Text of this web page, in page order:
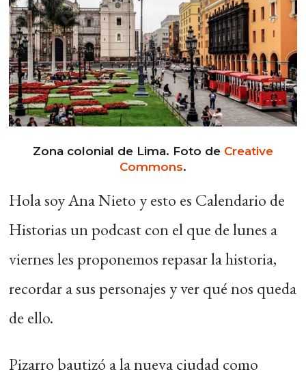
Zona colonial de Lima. Foto de Creative
Commons.
Hola soy Ana Nieto y esto es Calendario de
Historias un podcast con el que de lunes a
viernes les proponemos repasar la historia,
recordar a sus personajes y ver qué nos queda
de ello.
Pizarro bautizó a la nueva ciudad como